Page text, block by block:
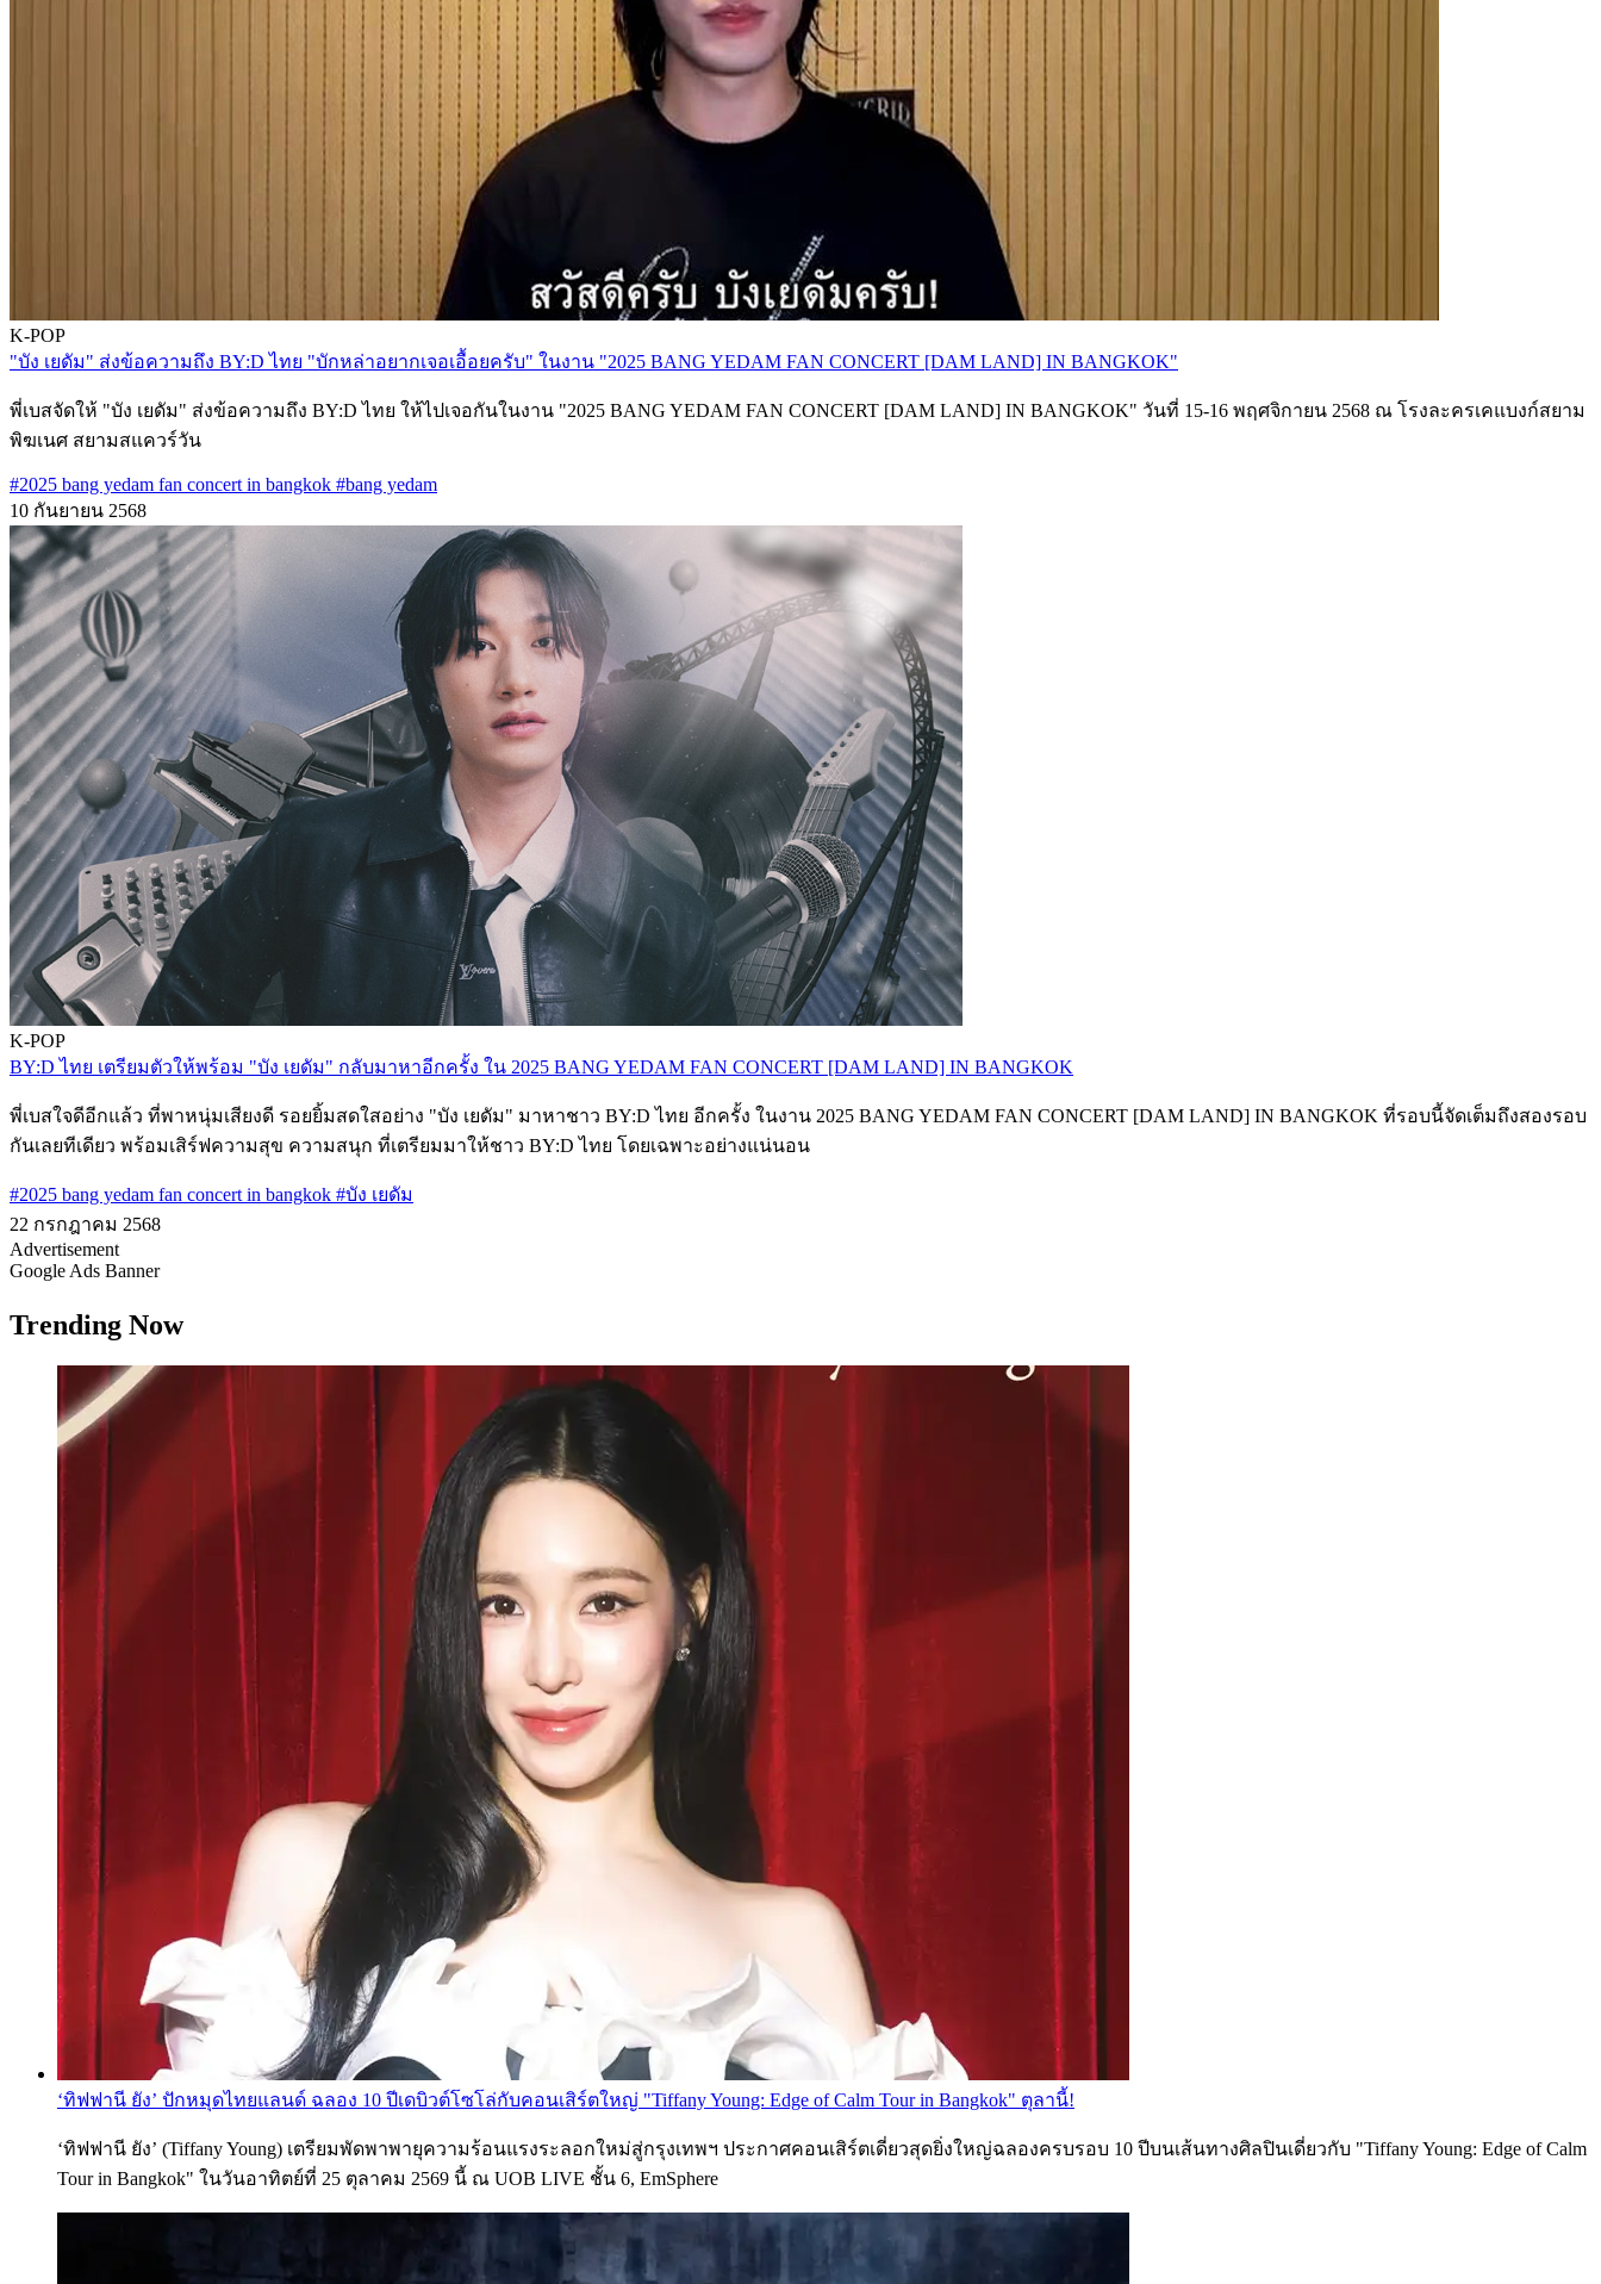
K-POP
"บัง เยดัม" ส่งข้อความถึง BY:D ไทย "บักหล่าอยากเจอเอื้อยครับ" ในงาน "2025 BANG YEDAM FAN CONCERT [DAM LAND] IN BANGKOK"
พี่เบสจัดให้ "บัง เยดัม" ส่งข้อความถึง BY:D ไทย ให้ไปเจอกันในงาน "2025 BANG YEDAM FAN CONCERT [DAM LAND] IN BANGKOK" วันที่ 15-16 พฤศจิกายน 2568 ณ โรงละครเคแบงก์สยาม
พิฆเนศ สยามสแควร์วัน
#2025 bang yedam fan concert in bangkok #bang yedam
10 กันยายน 2568
K-POP
BY:D ไทย เตรียมตัวให้พร้อม "บัง เยดัม" กลับมาหาอีกครั้ง ใน 2025 BANG YEDAM FAN CONCERT [DAM LAND] IN BANGKOK
พี่เบสใจดีอีกแล้ว ที่พาหนุ่มเสียงดี รอยยิ้มสดใสอย่าง "บัง เยดัม" มาหาชาว BY:D ไทย อีกครั้ง ในงาน 2025 BANG YEDAM FAN CONCERT [DAM LAND] IN BANGKOK ที่รอบนี้จัดเต็มถึงสองรอบ
กันเลยทีเดียว พร้อมเสิร์ฟความสุข ความสนุก ที่เตรียมมาให้ชาว BY:D ไทย โดยเฉพาะอย่างแน่นอน
#2025 bang yedam fan concert in bangkok #บัง เยดัม
22 กรกฎาคม 2568
Advertisement
Google Ads Banner
Trending Now
‘ทิฟฟานี ยัง’ ปักหมุดไทยแลนด์ ฉลอง 10 ปีเดบิวต์โซโล่กับคอนเสิร์ตใหญ่ "Tiffany Young: Edge of Calm Tour in Bangkok" ตุลานี้!
‘ทิฟฟานี ยัง’ (Tiffany Young) เตรียมพัดพาพายุความร้อนแรงระลอกใหม่สู่กรุงเทพฯ ประกาศคอนเสิร์ตเดี่ยวสุดยิ่งใหญ่ฉลองครบรอบ 10 ปีบนเส้นทางศิลปินเดี่ยวกับ "Tiffany Young: Edge of Calm
Tour in Bangkok" ในวันอาทิตย์ที่ 25 ตุลาคม 2569 นี้ ณ UOB LIVE ชั้น 6, EmSphere